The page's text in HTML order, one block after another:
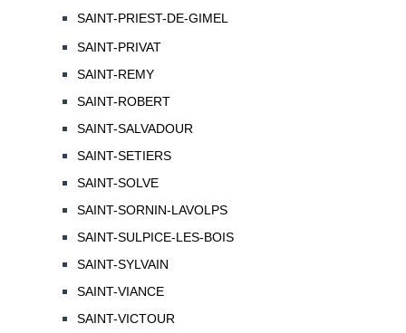
SAINT-PRIEST-DE-GIMEL
SAINT-PRIVAT
SAINT-REMY
SAINT-ROBERT
SAINT-SALVADOUR
SAINT-SETIERS
SAINT-SOLVE
SAINT-SORNIN-LAVOLPS
SAINT-SULPICE-LES-BOIS
SAINT-SYLVAIN
SAINT-VIANCE
SAINT-VICTOUR